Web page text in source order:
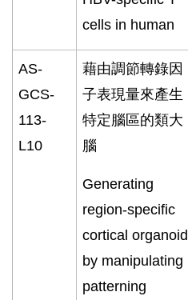
cells in human
AS-
GCS-
113-
L10
藉由調節轉錄因
子表現量來產生
特定腦區的類大
腦
Generating
region-specific
cortical organoid
by manipulating
patterning